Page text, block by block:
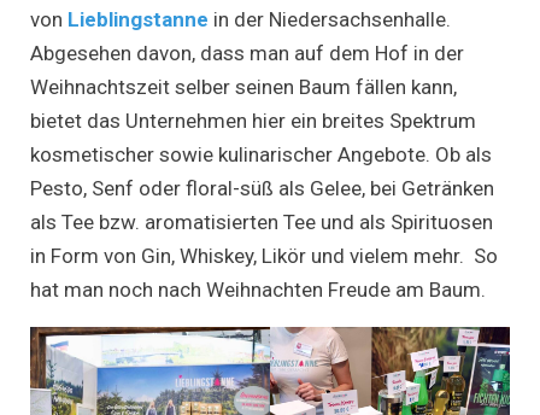
von Lieblingstanne in der Niedersachsenhalle.
Abgesehen davon, dass man auf dem Hof in der
Weihnachtszeit selber seinen Baum fällen kann,
bietet das Unternehmen hier ein breites Spektrum
kosmetischer sowie kulinarischer Angebote. Ob als
Pesto, Senf oder floral-süß als Gelee, bei Getränken
als Tee bzw. aromatisierten Tee und als Spirituosen
in Form von Gin, Whiskey, Likör und vielem mehr. So
hat man noch nach Weihnachten Freude am Baum.